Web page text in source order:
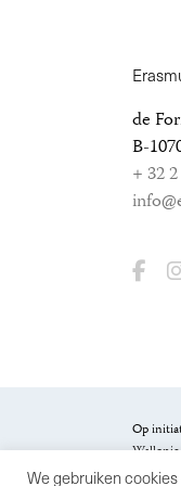
de
B-
+ 32
Op
Gewest.
We gebruiken